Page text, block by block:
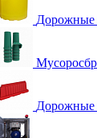
Дорожные
Дорожные